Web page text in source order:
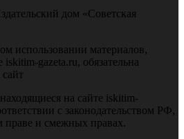
дом «Советская
использовании материалов,
gazeta.ru, обязательна
на сайте iskitim-
с законодательством РФ,
праве и смежных правах.